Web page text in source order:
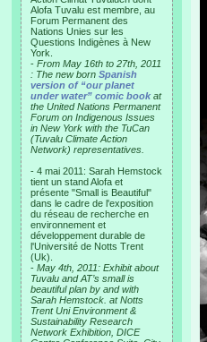
Alofa Tuvalu est membre, au
Forum Permanent des
Nations Unies sur les
Questions Indigènes à New
York.
- From May 16th to 27th, 2011
: The new born Spanish
version of “our planet
under water” comic book at
the United Nations Permanent
Forum on Indigenous Issues
in New York with the TuCan
(Tuvalu Climate Action
Network) representatives.
- 4 mai 2011: Sarah Hemstock
tient un stand Alofa et
présente "Small is Beautiful"
dans le cadre de l'exposition
du réseau de recherche en
environnement et
développement durable de
l'Université de Notts Trent
(Uk).
- May 4th, 2011: Exhibit about
Tuvalu and AT’s small is
beautiful plan by and with
Sarah Hemstock. at Notts
Trent Uni Environment &
Sustainability Research
Network Exhibition, DICE